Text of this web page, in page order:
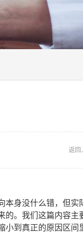
返回
本身没什么错，但实
的。我们这篇内容主
小到真正的原因区间